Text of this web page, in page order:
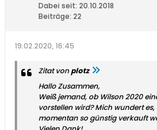
Dabei seit: 20.10.2018
Beiträge: 22
19.02.2020, 16:45
Zitat vonplotz
Hallo Zusammen,
Weiß jemand, ob Wilson 2020
vorstellen wird? Mich wundert es,
momentan so günstig verkauft